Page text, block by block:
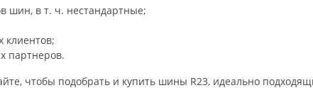
шин, в т. ч. нестандартные;
клиентов;
партнеров.
чтобы подобрать и купить шины R23, идеально